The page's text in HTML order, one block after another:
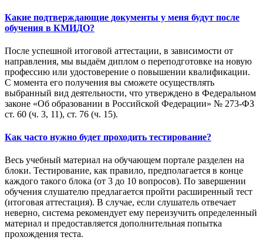
Какие подтверждающие документы у меня будут после
обучения в КМИДО?
После успешной итоговой аттестации, в зависимости от
направления, мы выдаём диплом о переподготовке на новую
профессию или удостоверение о повышении квалификации.
С момента его получения вы сможете осуществлять
выбранный вид деятельности, что утверждено в Федеральном
законе «Об образовании в Российской Федерации» № 273-ФЗ
ст. 60 (ч. 3, 11), ст. 76 (ч. 15).
Как часто нужно будет проходить тестирование?
Весь учебный материал на обучающем портале разделен на
блоки. Тестирование, как правило, предполагается в конце
каждого такого блока (от 3 до 10 вопросов). По завершении
обучения слушателю предлагается пройти расширенный тест
(итоговая аттестация). В случае, если слушатель отвечает
неверно, система рекомендует ему переизучить определенный
материал и предоставляется дополнительная попытка
прохождения теста.